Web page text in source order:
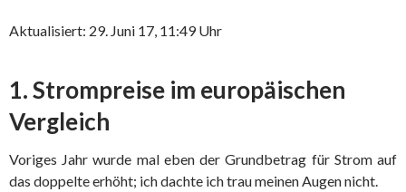
Aktualisiert: 29. Juni 17, 11:49 Uhr
1. Strompreise im europäischen
Vergleich
Voriges Jahr wurde mal eben der Grundbetrag für Strom auf
das doppelte erhöht; ich dachte ich trau meinen Augen nicht.